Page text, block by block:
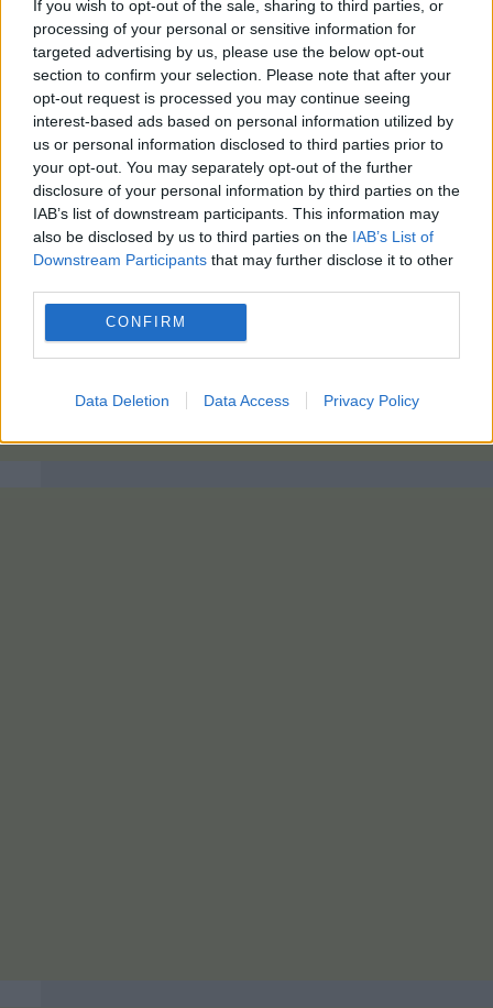
If you wish to opt-out of the sale, sharing to third parties, or
processing of your personal or sensitive information for
targeted advertising by us, please use the below opt-out
section to confirm your selection. Please note that after your
opt-out request is processed you may continue seeing
interest-based ads based on personal information utilized by
us or personal information disclosed to third parties prior to
your opt-out. You may separately opt-out of the further
disclosure of your personal information by third parties on the
IAB’s list of downstream participants. This information may
also be disclosed by us to third parties on the IAB’s List of
Downstream Participants that may further disclose it to other
CONFIRM
Data Deletion Data Access Privacy Policy